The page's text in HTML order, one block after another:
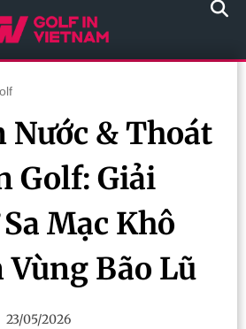
Nước & Thoát
Golf: Giải
Mạc Khô
Bão Lũ
23/05/2026